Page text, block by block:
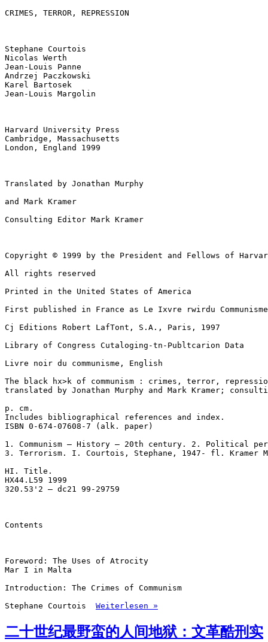
CRIMES, TERROR, REPRESSION
Stephane Courtois
Nicolas Werth
Jean-Louis Panne
Andrzej Paczkowski
Karel Bartosek
Jean-Louis Margolin
Harvard University Press
Cambridge, Massachusetts
London, England 1999
Translated by Jonathan Murphy
and Mark Kramer
Consulting Editor Mark Kramer
Copyright © 1999 by the President and Fellows of
All rights reserved
Printed in the United States of America
First published in France as Le Ixvre rwirdu
Cj Editions Robert LafTont, S.A., Paris, 1997
Library of Congress Cutaloging-tn-Publtcarion Data
Livre noir du communisme, English
The black hx>k of communism : crimes, terror,
translated by Jonathan Murphy and Mark Kramer;
p. cm.
Includes bibliographical references and index.
ISBN 0-674-07608-7 (alk. paper)
1. Communism — History — 20th century. 2. Political
3. Terrorism. I. Courtois, Stephane, 1947- fl. Kramer
HI. Title.
HX44.L59 1999
320.53'2 — dc21 99-29759
Contents
Foreword: The Uses of Atrocity
Mar I in Malta
Introduction: The Crimes of Communism
Stephane Courtois
Weiterlesen »
二十世纪最野蛮的人间地狱：文革酷刑实